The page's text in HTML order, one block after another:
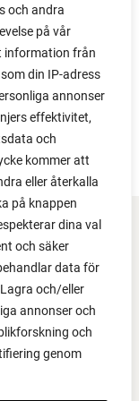
och andra
på vår
information från
din IP-adress
annonser
effektivitet,
och
kommer att
eller återkalla
på knappen
dina val
och säker
data för
och/eller
annonser och
och
genom